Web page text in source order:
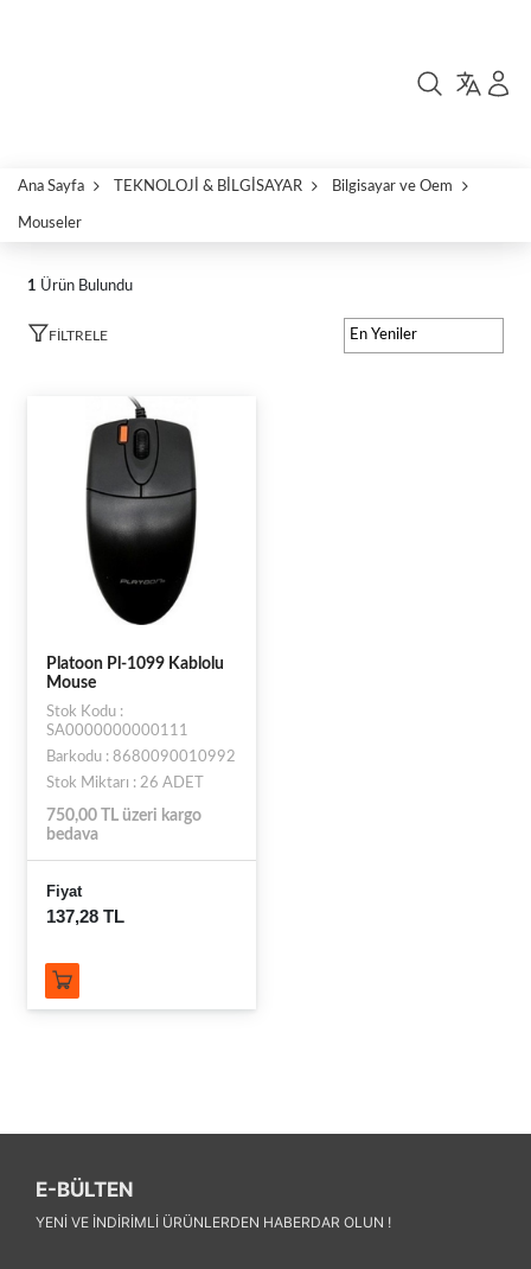
Ana Sayfa TEKNOLOJİ & BİLGİSAYAR Bilgisayar ve Oem
Mouseler
1 Ürün Bulundu
FILTRELE
Platoon Pl-1099 Kablolu
Mouse
Stok Kodu :
SA0000000000111
Barkodu : 8680090010992
Stok Miktarı : 26 ADET
750,00 TL üzeri kargo
bedava
Fiyat
137,28 TL
E-BÜLTEN
YENI VE INDIRIMLI ÜRÜNLERDEN HABERDAR OLUN !